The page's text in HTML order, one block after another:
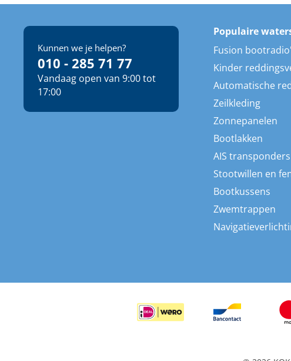
Kunnen we je helpen?
010 - 285 71 77
Vandaag open van 9:00 tot
17:00
Populaire
Fusion
Kinder
Automatische
Zeilkleding
Zonnepanelen
Bootlakken
AIS transponders
Stootwillen en
Bootkussens
Zwemtrappen